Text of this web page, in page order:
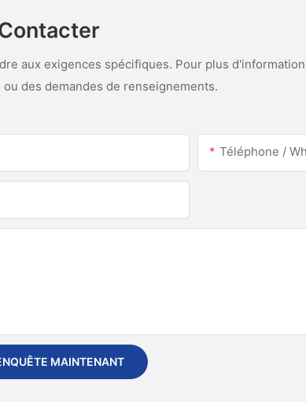
aux exigences spécifiques. Pour plus
des demandes de renseignements.
Téléphone /
MAINTENANT